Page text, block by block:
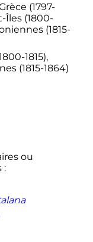
(1797-
Îles (1800-
(1815-
1815),
(1815-1864)
ou
: